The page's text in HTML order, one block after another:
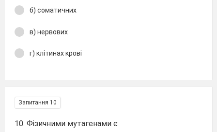
б) соматичних
в) нервових
г) клітинах крові
Запитання 10
10. Фізичними мутагенами є: